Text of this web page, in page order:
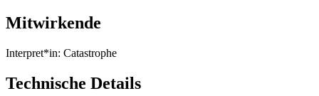
Mitwirkende
Interpret*in: Catastrophe
Technische Details